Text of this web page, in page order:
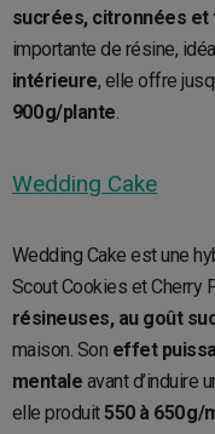
sucrées, citronnées
importante de résine,
intérieure, elle offre
900 g/plante.
Wedding Cake
Wedding Cake est une
Scout Cookies et Cherry
résineuses, au goût
maison. Son effet
mentale avant d’induire
elle produit550 à 650 g/